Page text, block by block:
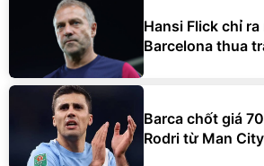
Hansi Flick chỉ
Barcelona thua
Barca chốt giá
Rodri từ Man City